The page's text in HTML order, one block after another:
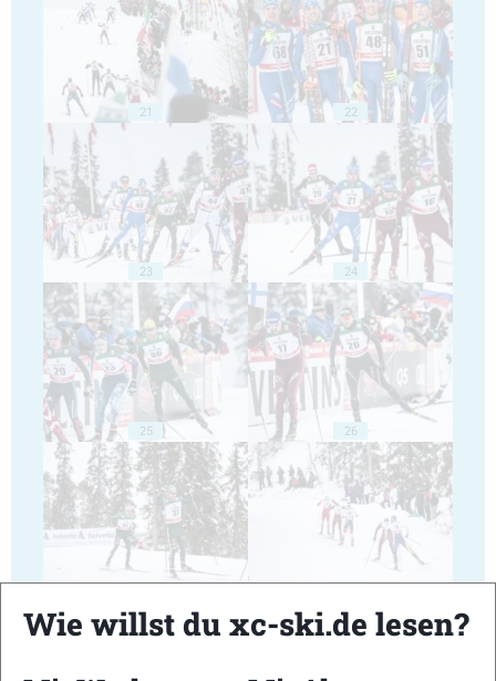
21 22
23 24
25 26
Wie willst du xc-ski.de lesen?